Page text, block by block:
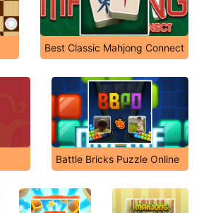
Best Classic Mahjong Connect
Battle Bricks Puzzle Online